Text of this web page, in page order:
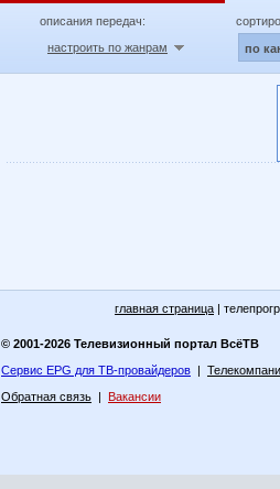
описания передач:
настроить по жанрам
по
главная страница |
© 2001-2026 Телевизионный портал ВсёТВ
Сервис EPG для ТВ-провайдеров |
Обратная связь | Вакансии